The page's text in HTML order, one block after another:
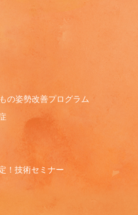
の姿勢改善プログラム
！技術セミナー